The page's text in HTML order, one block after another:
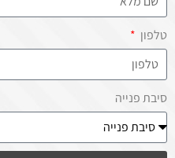
טלפון
סיבת פנייה